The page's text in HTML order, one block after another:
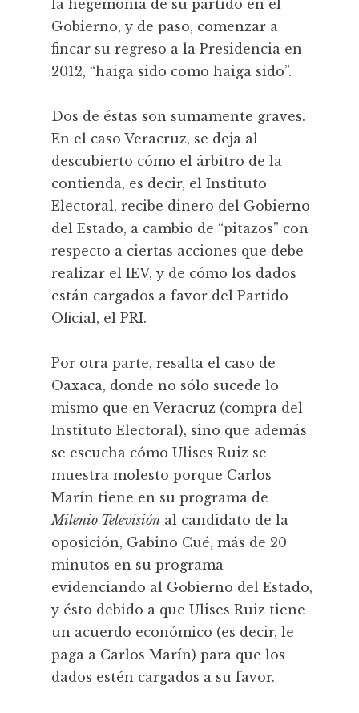
la hegemonía de su partido en el
Gobierno, y de paso, comenzar a
fincar su regreso a la Presidencia en
2012, “haiga sido como haiga sido”.
Dos de éstas son sumamente graves.
En el caso Veracruz, se deja al
descubierto cómo el árbitro de la
contienda, es decir, el Instituto
Electoral, recibe dinero del Gobierno
del Estado, a cambio de “pitazos” con
respecto a ciertas acciones que debe
realizar el IEV, y de cómo los dados
están cargados a favor del Partido
Oficial, el PRI.
Por otra parte, resalta el caso de
Oaxaca, donde no sólo sucede lo
mismo que en Veracruz (compra del
Instituto Electoral), sino que además
se escucha cómo Ulises Ruiz se
muestra molesto porque Carlos
Marín tiene en su programa de
Milenio Televisión al candidato de la
oposición, Gabino Cué, más de 20
minutos en su programa
evidenciando al Gobierno del Estado,
y ésto debido a que Ulises Ruiz tiene
un acuerdo económico (es decir, le
paga a Carlos Marín) para que los
dados estén cargados a su favor.